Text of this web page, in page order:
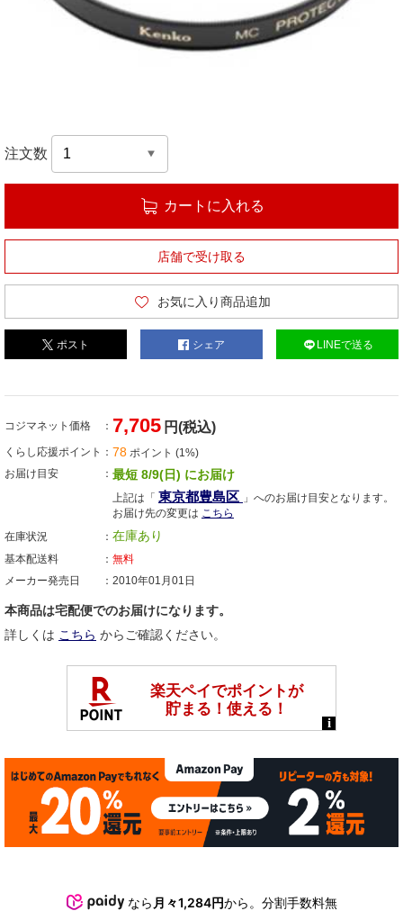
注文数
カートに入れる
店舗で受け取る
お気に入り商品追加
ポスト シェア LINEで送る
コジマネット価格 7,705 円(税込)
くらし応援ポイント 78 ポイント (1%)
お届け目安
最短 8/9(日) にお届け
上記は「 東京都豊島区 」へのお届け目安となります。
お届け先の変更は こちら
在庫状況
在庫あり
基本配送料
無料
メーカー発売日
2010年01月01日
本商品は宅配便でのお届けになります。
詳しくは こちら からご確認ください。
なら 月々1,284円から。分割手数料無